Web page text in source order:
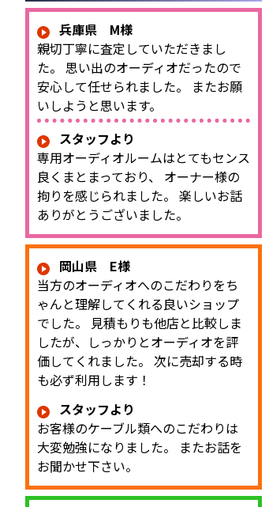
兵庫県 M様
親切丁寧に査定していただきまし
た。 思い出のオーディオだったので
安心して任せられました。 またお願
いしようと思います。
スタッフより
専用オーディオルームはとてもセンス
良くまとまっており、 オーナー様の
拘りを感じられました。 楽しいお話
ありがとうございました。
岡山県 E様
当方のオーディオへのこだわりをち
ゃんと理解してくれる良いショップ
でした。 見積もりも他店と比較しま
したが、しっかりとオーディオを評
価してくれました。 次に売却する時
も必ず利用します！
スタッフより
お客様のケーブル類へのこだわりは
大変勉強になりました。 またお話を
お聞かせ下さい。